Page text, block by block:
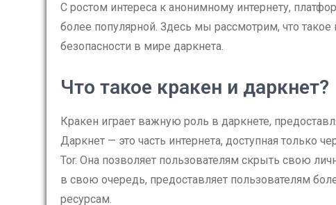
С ростом интереса к анонимному интернету,
более популярной. Здесь мы рассмотрим, что такое
безопасности в мире даркнета.
Что такое кракен и даркнет?
Кракен играет важную роль в даркнете,
Даркнет — это часть интернета, доступная только
Tor. Она позволяет пользователям скрыть свою
в свою очередь, предоставляет пользователям
ресурсам.